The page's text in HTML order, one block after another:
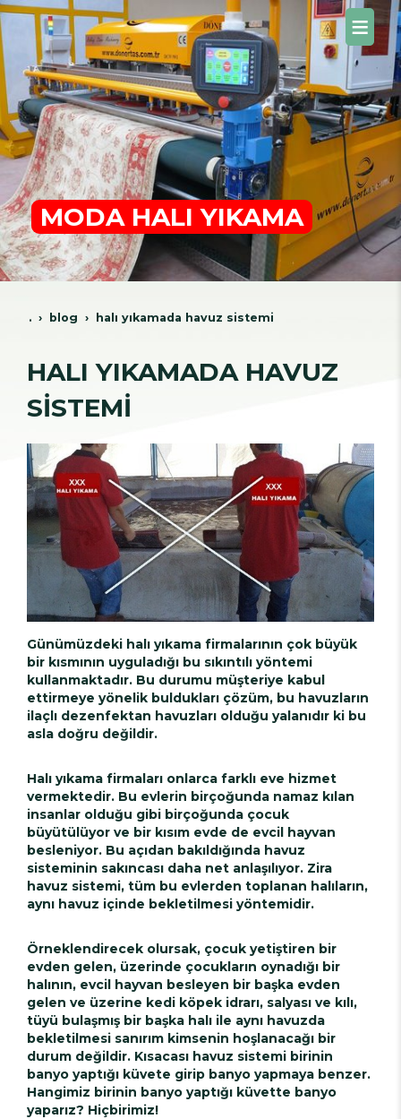
MODA HALI YIKAMA
. blog hali yikamada havuz si̇stemi̇
HALI YIKAMADA HAVUZ
SİSTEMİ
Günümüzdeki halı yıkama firmalarının çok büyük
bir kısmının uyguladığı bu sıkıntılı yöntemi
kullanmaktadır. Bu durumu müşteriye kabul
ettirmeye yönelik buldukları çözüm, bu havuzların
ilaçlı dezenfektan havuzları olduğu yalanıdır ki bu
asla doğru değildir.
Halı yıkama firmaları onlarca farklı eve hizmet
vermektedir. Bu evlerin birçoğunda namaz kılan
insanlar olduğu gibi birçoğunda çocuk
büyütülüyor ve bir kısım evde de evcil hayvan
besleniyor. Bu açıdan bakıldığında havuz
sisteminin sakıncası daha net anlaşılıyor. Zira
havuz sistemi, tüm bu evlerden toplanan halıların,
aynı havuz içinde bekletilmesi yöntemidir.
Örneklendirecek olursak, çocuk yetiştiren bir
evden gelen, üzerinde çocukların oynadığı bir
halının, evcil hayvan besleyen bir başka evden
gelen ve üzerine kedi köpek idrarı, salyası ve kılı,
tüyü bulaşmış bir başka halı ile aynı havuzda
bekletilmesi sanırım kimsenin hoşlanacağı bir
durum değildir. Kısacası havuz sistemi birinin
banyo yaptığı küvete girip banyo yapmaya benzer.
Hangimiz birinin banyo yaptığı küvette banyo
yaparız? Hiçbirimiz!